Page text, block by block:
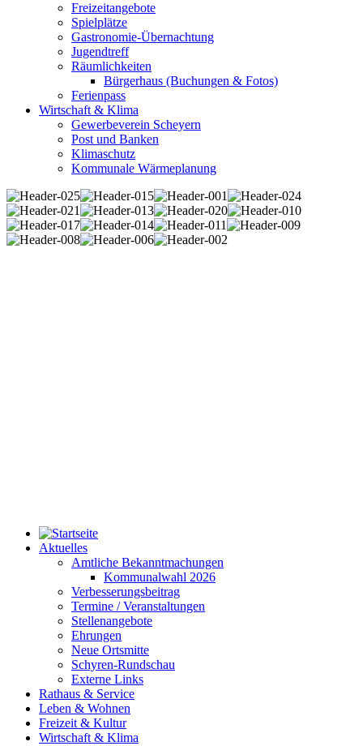
Freizeitangebote
Spielplätze
Gastronomie-Übernachtung
Jugendtreff
Räumlichkeiten
Bürgerhaus (Buchungen & Fotos)
Ferienpass
Wirtschaft & Klima
Gewerbeverein Scheyern
Post und Banken
Klimaschutz
Kommunale Wärmeplanung
Aktuelles
Amtliche Bekanntmachungen
Kommunalwahl 2026
Verbesserungsbeitrag
Termine / Veranstaltungen
Stellenangebote
Ehrungen
Neue Ortsmitte
Schyren-Rundschau
Externe Links
Rathaus & Service
Leben & Wohnen
Freizeit & Kultur
Wirtschaft & Klima